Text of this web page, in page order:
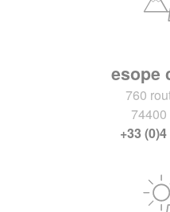
esope
760
+33